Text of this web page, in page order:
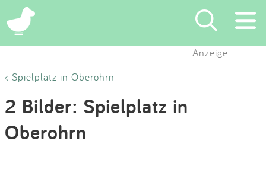
×
Suchen
Eintragen
Anzeige
< Spielplatz in Oberohrn
2 Bilder: Spielplatz in
Oberohrn